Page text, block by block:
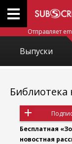
Отправляет
Выпуски
Библиотека
Бесплатная
новостная